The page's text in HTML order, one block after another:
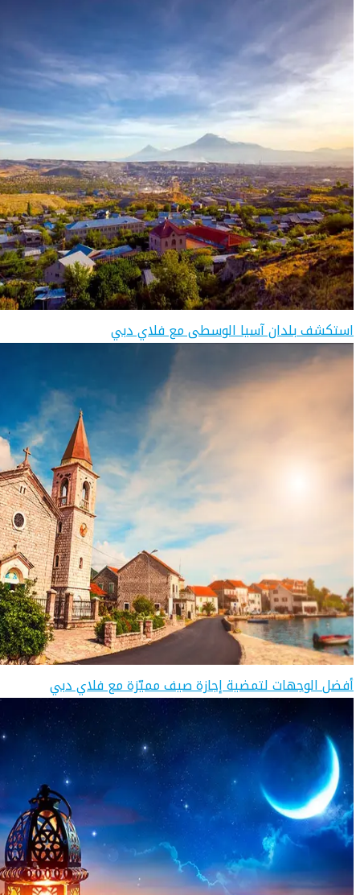
استكشف بلدان آسيا الوسطى مع فلاي دبي
أفضل الوجهات لتمضية إجازة صيف مميّزة مع فلاي دبي